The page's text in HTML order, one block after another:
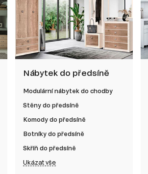
Nábytek do předsíně
Modulární nábytek do chodby
Stěny do předsíně
Komody do předsíně
Botníky do předsíně
Skříň do předsíně
Ukázat vše